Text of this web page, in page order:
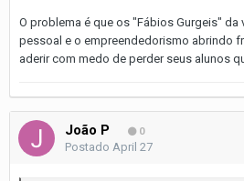
O problema é que os "Fábios Gurgeis" da
pessoal e o empreendedorismo abrindo
aderir com medo de perder seus alunos
João P 0
Postado April 27